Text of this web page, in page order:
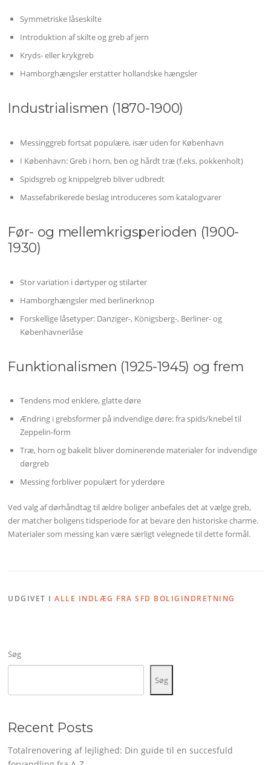
Symmetriske låseskilte
Introduktion af skilte og greb af jern
Kryds- eller krykgreb
Hamborghængsler erstatter hollandske hængsler
Industrialismen (1870-1900)
Messinggreb fortsat populære, især uden for København
I København: Greb i horn, ben og hårdt træ (f.eks. pokkenholt)
Spidsgreb og knippelgreb bliver udbredt
Massefabrikerede beslag introduceres som katalogvarer
Før- og mellemkrigsperioden (1900-
1930)
Stor variation i dørtyper og stilarter
Hamborghængsler med berlinerknop
Forskellige låsetyper: Danziger-, Königsberg-, Berliner- og
Københavnerlåse
Funktionalismen (1925-1945) og frem
Tendens mod enklere, glatte døre
Ændring i grebsformer på indvendige døre: fra spids/knebel til
Zeppelin-form
Træ, horn og bakelit bliver dominerende materialer for indvendige
dørgreb
Messing forbliver populært for yderdøre
Ved valg af dørhåndtag til ældre boliger anbefales det at vælge greb,
der matcher boligens tidsperiode for at bevare den historiske charme.
Materialer som messing kan være særligt velegnede til dette formål.
UDGIVET IALLE INDLÆG FRA SFD BOLIGINDRETNING
Søg
Søg
Recent Posts
Totalrenovering af lejlighed: Din guide til en succesfuld